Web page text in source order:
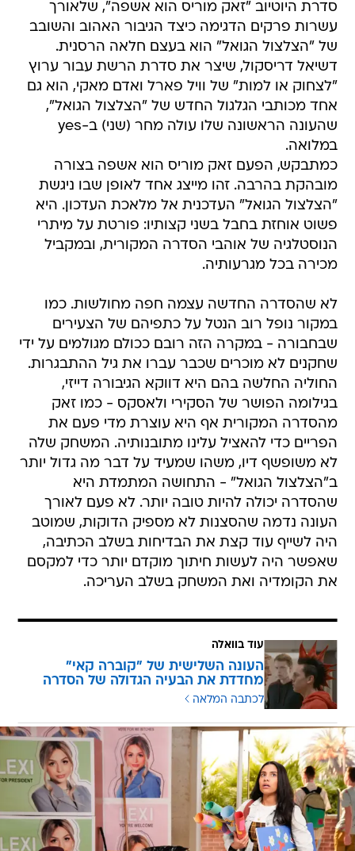
סדרת היוטיוב "זאק מוריס הוא אשפה", שלאורך
עשרות פרקים הדגימה כיצד הגיבור האהוב והשובב
של "הצלצול הגואל" הוא בעצם חלאה הרסנית.
דשיאל דריסקול, שיצר את סדרת הרשת עבור ערוץ
"לצחוק או למות" של וויל פארל ואדם מאקי, הוא גם
אחד מכותבי הגלגול החדש של "הצלצול הגואל",
שהעונה הראשונה שלו עולה מחר (שני) ב-yes
במלואה.
כמתבקש, הפעם זאק מוריס הוא אשפה בצורה
מובהקת בהרבה. זהו מייצג אחד לאופן שבו ניגשת
"הצלצול הגואל" העדכנית אל מלאכת העדכון. היא
פשוט אוחזת בחבל בשני קצותיו: פורטת על מיתרי
הנוסטלגיה של אוהבי הסדרה המקורית, ובמקביל
מכירה בכל מגרעותיה.
לא שהסדרה החדשה עצמה חפה מחולשות. כמו
במקור נופל רוב הנטל על כתפיהם של הצעירים
שבחבורה - במקרה הזה רובם ככולם מגולמים על ידי
שחקנים לא מוכרים שכבר עברו את גיל ההתבגרות.
החוליה החלשה בהם היא דווקא הגיבורה דייזי,
בגילומה הפושר של הסקירי ולאסקס - כמו זאק
מהסדרה המקורית אף היא עוצרת מדי פעם את
הפריים כדי להאציל עלינו מתובנותיה. המשחק שלה
לא משופשף דיו, משהו שמעיד על דבר מה גדול יותר
ב"הצלצול הגואל" - התחושה המתמדת היא
שהסדרה יכולה להיות טובה יותר. לא פעם לאורך
העונה נדמה שהסצנות לא מספיק הדוקות, שמוטב
היה לשייף עוד קצת את הבדיחות בשלב הכתיבה,
שאפשר היה לעשות חיתוך מוקדם יותר כדי למקסם
את הקומדיה ואת המשחק בשלב העריכה.
עוד בוואלה
העונה השלישית של "קוברה קאי"
מחדדת את הבעיה הגדולה של הסדרה
לכתבה המלאה